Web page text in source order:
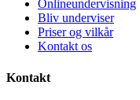
Onlineundervisning
Bliv underviser
Priser og vilkår
Kontakt os
Kontakt